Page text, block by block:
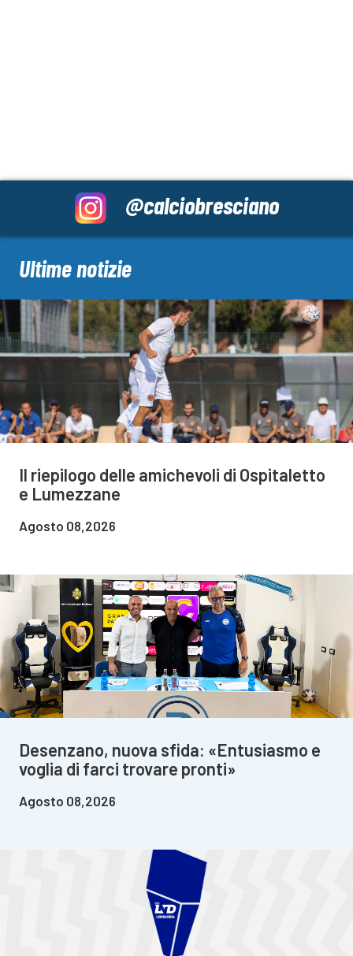
@calciobresciano
Ultime notizie
Il riepilogo delle amichevoli di Ospitaletto
e Lumezzane
Agosto 08,2026
Desenzano, nuova sfida: «Entusiasmo e
voglia di farci trovare pronti»
Agosto 08,2026